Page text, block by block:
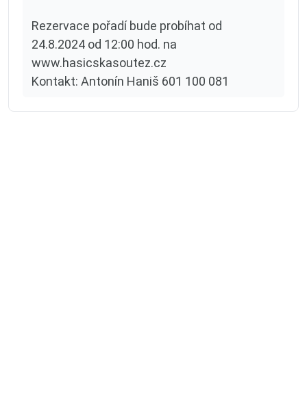
Rezervace pořadí bude probíhat od
24.8.2024 od 12:00 hod. na
www.hasicskasoutez.cz
Kontakt: Antonín Haniš 601 100 081